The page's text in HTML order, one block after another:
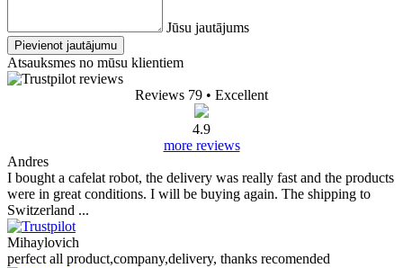
Jūsu jautājums
Pievienot jautājumu
Atsauksmes no mūsu klientiem
Reviews 79 • Excellent
4.9
more reviews
Andres
I bought a cafelat robot, the delivery was really fast and the products
were in great conditions. I will be buying again. The shipping to
Switzerland ...
Mihaylovich
perfect all product,company,delivery, thanks recomended